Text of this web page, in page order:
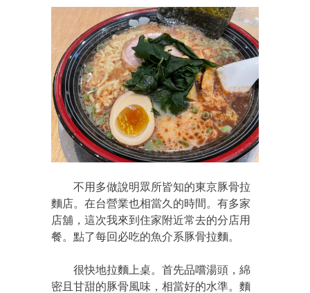
不用多做說明眾所皆知的東京豚骨拉
麵店。在台營業也相當久的時間。有多家
店舖，這次我來到住家附近常去的分店用
餐。點了每回必吃的魚介系豚骨拉麵。
很快地拉麵上桌。首先品嚐湯頭，綿
密且甘甜的豚骨風味，相當好的水準。麵